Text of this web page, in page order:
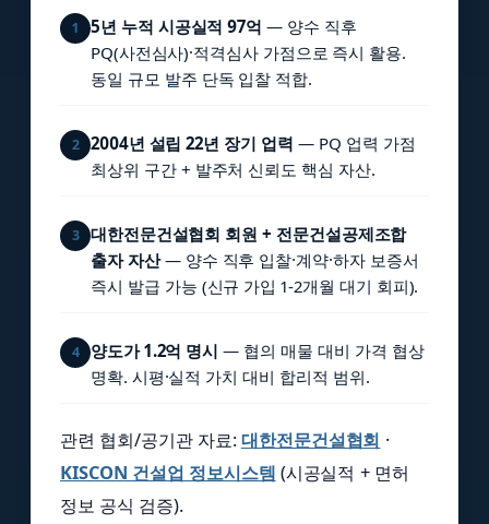
1 5년 누적 시공실적 97억 — 양수 직후
PQ(사전심사)·적격심사 가점으로 즉시 활용.
동일 규모 발주 단독 입찰 적합.
2 2004년 설립 22년 장기 업력 — PQ 업력 가점
최상위 구간 + 발주처 신뢰도 핵심 자산.
3
대한전문건설협회 회원 + 전문건설공제조합
출자 자산— 양수 직후 입찰·계약·하자 보증서
즉시 발급 가능 (신규 가입 1-2개월 대기 회피).
4 양도가 1.2억 명시 — 협의 매물 대비 가격 협상
명확. 시평·실적 가치 대비 합리적 범위.
관련 협회/공기관 자료:대한전문건설협회 ·
KISCON 건설업 정보시스템 (시공실적 + 면허
정보 공식 검증).